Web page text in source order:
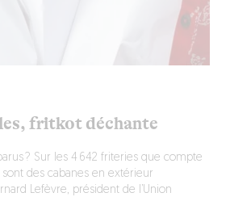
fritkot déchante
? Sur les 4 642 friteries que compte
des cabanes en extérieur
Lefèvre, président de l’Union